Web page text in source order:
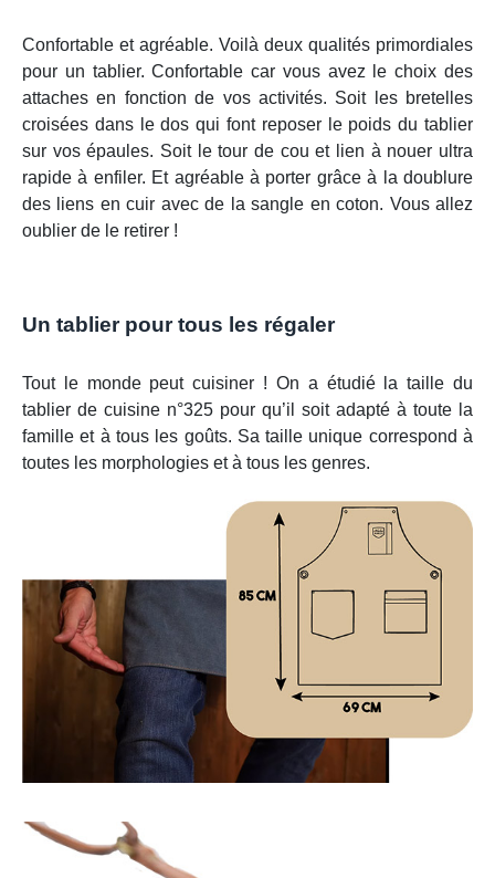
Confortable et agréable. Voilà deux qualités primordiales
pour un tablier. Confortable car vous avez le choix des
attaches en fonction de vos activités. Soit les bretelles
croisées dans le dos qui font reposer le poids du tablier
sur vos épaules. Soit le tour de cou et lien à nouer ultra
rapide à enfiler. Et agréable à porter grâce à la doublure
des liens en cuir avec de la sangle en coton. Vous allez
oublier de le retirer !
Un tablier pour tous les régaler
Tout le monde peut cuisiner ! On a étudié la taille du
tablier de cuisine n°325 pour qu’il soit adapté à toute la
famille et à tous les goûts. Sa taille unique correspond à
toutes les morphologies et à tous les genres.